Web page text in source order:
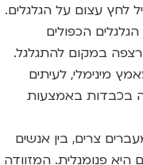
עצום על הגלגלים.
הגלגלים הכפולים
במקום להתגלגל.
מינימלי, לעיתים
בכבדות באמצעות
צרים, בין אנשים
פנומנלית. המזוודה